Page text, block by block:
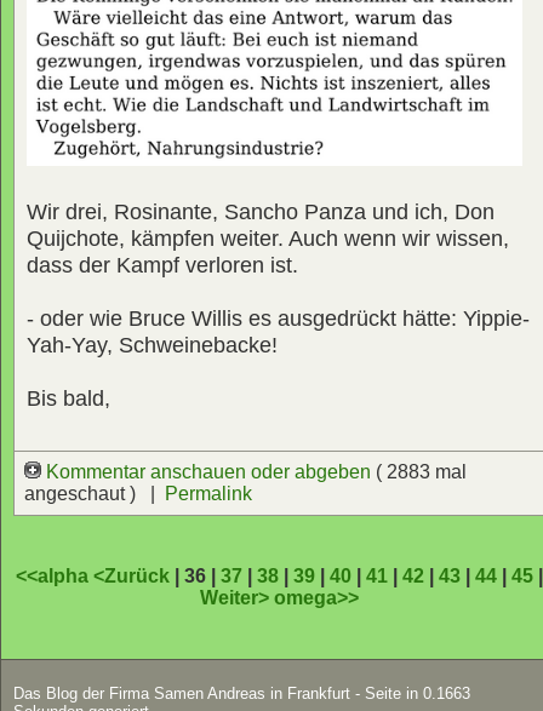
Wir drei, Rosinante, Sancho Panza und ich, Don
Quijchote, kämpfen weiter. Auch wenn wir wissen,
dass der Kampf verloren ist.
- oder wie Bruce Willis es ausgedrückt hätte: Yippie-
Yah-Yay, Schweinebacke!
Bis bald,
Kommentar anschauen oder abgeben ( 2883 mal
angeschaut ) |
Permalink
<<alpha<Zurück | 36 |37 |38 |39 |40 |41 |42 |43 |44 |45
Weiter>omega>>
Das Blog der Firma Samen Andreas in Frankfurt - Seite in 0.1663